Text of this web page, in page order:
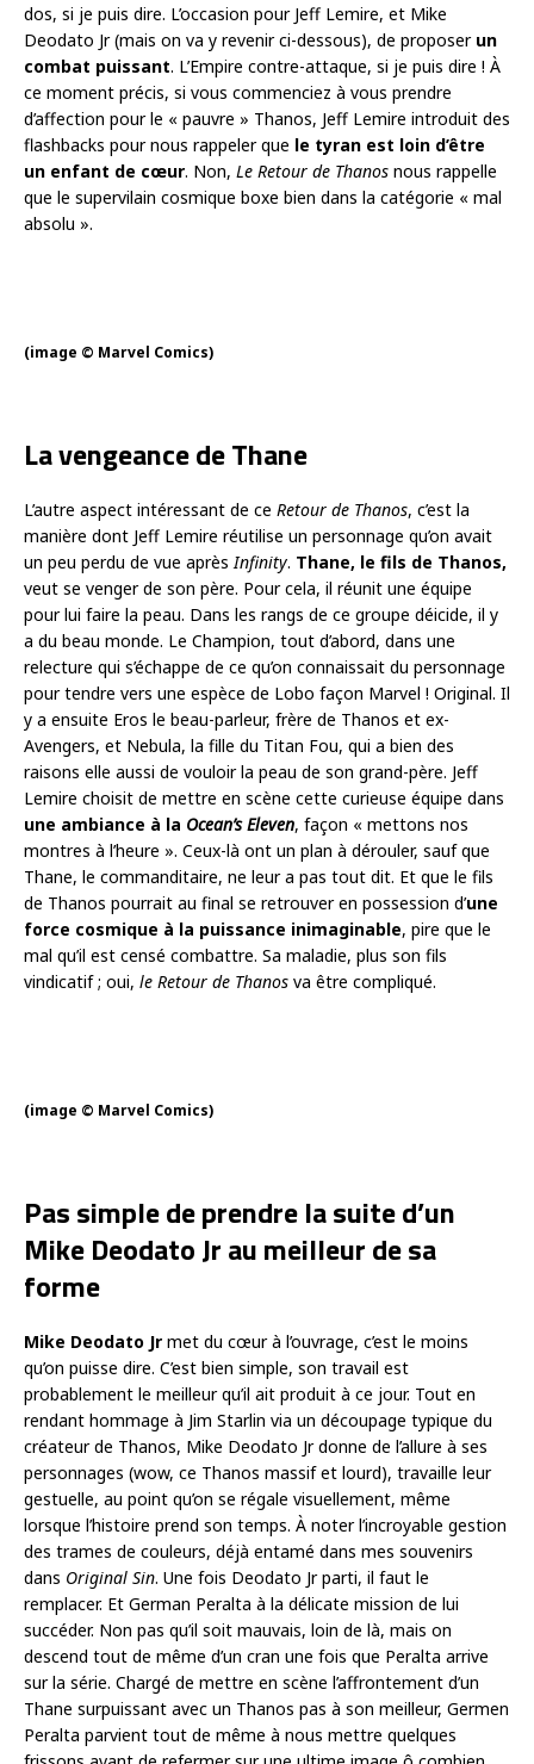
dos, si je puis dire. L’occasion pour Jeff Lemire, et Mike
Deodato Jr (mais on va y revenir ci-dessous), de proposer un
combat puissant. L’Empire contre-attaque, si je puis dire ! À
ce moment précis, si vous commenciez à vous prendre
d’affection pour le « pauvre » Thanos, Jeff Lemire introduit des
flashbacks pour nous rappeler que le tyran est loin d’être
un enfant de cœur. Non, Le Retour de Thanos nous rappelle
que le supervilain cosmique boxe bien dans la catégorie « mal
absolu ».
(image © Marvel Comics)
La vengeance de Thane
L’autre aspect intéressant de ce Retour de Thanos, c’est la
manière dont Jeff Lemire réutilise un personnage qu’on avait
un peu perdu de vue aprèsInfinity. Thane, le fils de Thanos,
veut se venger de son père. Pour cela, il réunit une équipe
pour lui faire la peau. Dans les rangs de ce groupe déicide, il y
a du beau monde. Le Champion, tout d’abord, dans une
relecture qui s’échappe de ce qu’on connaissait du personnage
pour tendre vers une espèce de Lobo façon Marvel ! Original. Il
y a ensuite Eros le beau-parleur, frère de Thanos et ex-
Avengers, et Nebula, la fille du Titan Fou, qui a bien des
raisons elle aussi de vouloir la peau de son grand-père. Jeff
Lemire choisit de mettre en scène cette curieuse équipe dans
une ambiance à la Ocean’s Eleven, façon « mettons nos
montres à l’heure ». Ceux-là ont un plan à dérouler, sauf que
Thane, le commanditaire, ne leur a pas tout dit. Et que le fils
de Thanos pourrait au final se retrouver en possession d’une
force cosmique à la puissance inimaginable, pire que le
mal qu’il est censé combattre. Sa maladie, plus son fils
vindicatif ; oui, le Retour de Thanos va être compliqué.
(image © Marvel Comics)
Pas simple de prendre la suite d’un
Mike Deodato Jr au meilleur de sa
forme
Mike Deodato Jr met du cœur à l’ouvrage, c’est le moins
qu’on puisse dire. C’est bien simple, son travail est
probablement le meilleur qu’il ait produit à ce jour. Tout en
rendant hommage à Jim Starlin via un découpage typique du
créateur de Thanos, Mike Deodato Jr donne de l’allure à ses
personnages (wow, ce Thanos massif et lourd), travaille leur
gestuelle, au point qu’on se régale visuellement, même
lorsque l’histoire prend son temps. À noter l’incroyable gestion
des trames de couleurs, déjà entamé dans mes souvenirs
dans Original Sin. Une fois Deodato Jr parti, il faut le
remplacer. Et German Peralta à la délicate mission de lui
succéder. Non pas qu’il soit mauvais, loin de là, mais on
descend tout de même d’un cran une fois que Peralta arrive
sur la série. Chargé de mettre en scène l’affrontement d’un
Thane surpuissant avec un Thanos pas à son meilleur, Germen
Peralta parvient tout de même à nous mettre quelques